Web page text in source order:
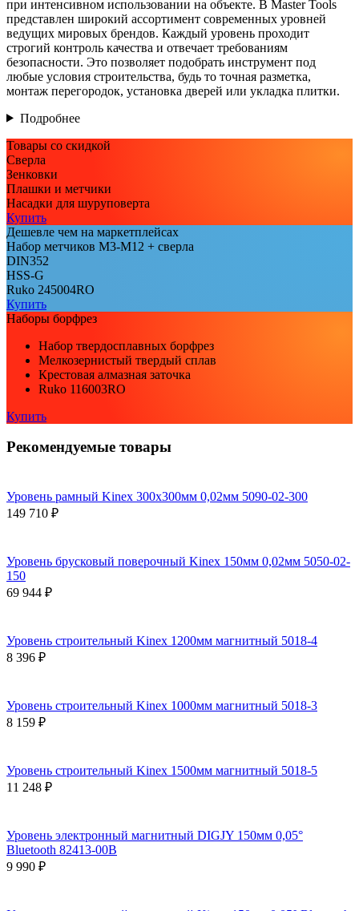
при интенсивном использовании на объекте. В Master Tools
представлен широкий ассортимент современных уровней
ведущих мировых брендов. Каждый уровень проходит
строгий контроль качества и отвечает требованиям
безопасности. Это позволяет подобрать инструмент под
любые условия строительства, будь то точная разметка,
монтаж перегородок, установка дверей или укладка плитки.
Подробнее
Товары со скидкой
Сверла
Зенковки
Плашки и метчики
Насадки для шуруповерта
Купить
Дешевле чем на маркетплейсах
Набор метчиков М3-М12 + сверла
DIN352
HSS-G
Ruko 245004RO
Купить
Наборы борфрез
Набор твердосплавных борфрез
Мелкозернистый твердый сплав
Крестовая алмазная заточка
Ruko 116003RO
Купить
Рекомендуемые товары
Уровень рамный Kinex 300x300мм 0,02мм 5090-02-300
149 710 ₽
Уровень брусковый поверочный Kinex 150мм 0,02мм 5050-02-
150
69 944 ₽
Уровень строительный Kinex 1200мм магнитный 5018-4
8 396 ₽
Уровень строительный Kinex 1000мм магнитный 5018-3
8 159 ₽
Уровень строительный Kinex 1500мм магнитный 5018-5
11 248 ₽
Уровень электронный магнитный DIGJY 150мм 0,05°
Bluetooth 82413-00B
9 990 ₽